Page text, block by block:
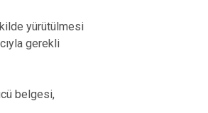
yürütülmesi
gerekli
belgesi,